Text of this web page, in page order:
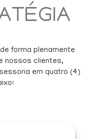
forma plenamente
nossos clientes,
em quatro (4)